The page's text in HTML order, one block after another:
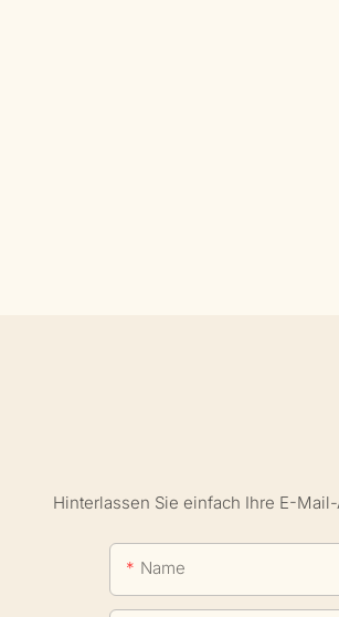
Hinterlassen Sie einfach Ihre E-
Name